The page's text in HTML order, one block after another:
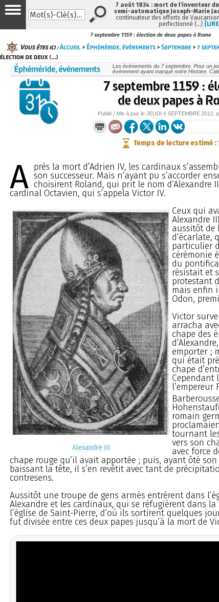
7 septembre 1159 : élection de deux papes à Rome
Vous êtes ici :Accueil >Éphéméride, événements >Septembre >7
élection de deux (…)
Éphéméride, événements
Les événements du 7 septembre. Pour un
événement ayant marqué notre Histoire.
7 septembre 1159 :
de deux papes à
Publié / Mis à jour le JEUDI 6 SEPTEMBRE 2012 ,
Temps de lecture estimé :
A près la mort d’Adrien IV, les cardinaux
son successeur. Mais n’ayant pu s’accorder
choisirent Roland, qui prit le nom d’Alexandre
cardinal Octavien, qui s’appela Victor IV.
Alexandre III
Ceux qui
Alexandre
aussitôt de
d’écarlate,
particulier
cérémonie
du
résistait et
protestant
mais enfin
Odon,
Victor
arracha
chape des
emporter ;
qui était
chape
Cependant
l’empereur
romain
tournant
vers son
avec force
chape rouge qu’il avait apportée ; puis, ayant ôté
baissant la tête, il s’en revêtit avec tant de
contresens.
Aussitôt une troupe de gens armés entrèrent dans
Alexandre et les cardinaux, qui se réfugièrent dans la
l’église de Saint-Pierre, d’où ils sortirent quelques
fut divisée entre ces deux papes jusqu’à la mort de
7 août 1834 : mort de l'inventeur
semi-automatique Joseph-Marie
continuateur des efforts de
perfectionné (…)